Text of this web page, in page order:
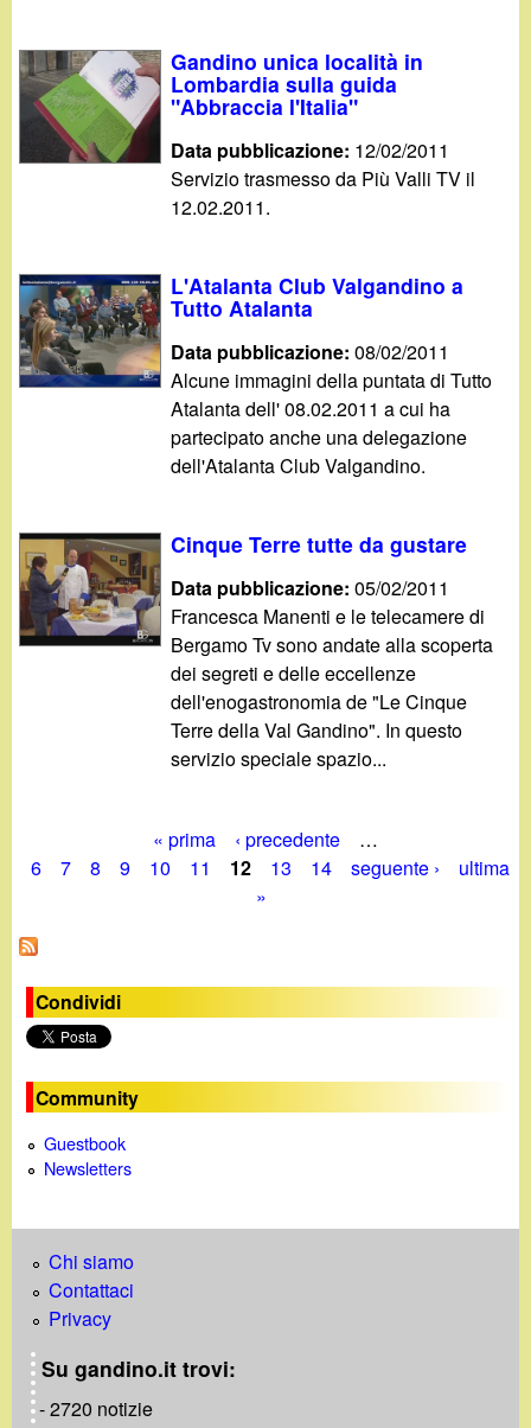
Gandino unica località in
Lombardia sulla guida
"Abbraccia l'Italia"
Data pubblicazione: 12/02/2011
Servizio trasmesso da Più Valli TV il
12.02.2011.
L'Atalanta Club Valgandino a
Tutto Atalanta
Data pubblicazione:08/02/2011
Alcune immagini della puntata di Tutto
Atalanta dell' 08.02.2011 a cui ha
partecipato anche una delegazione
dell'Atalanta Club Valgandino.
Cinque Terre tutte da gustare
Data pubblicazione:05/02/2011
Francesca Manenti e le telecamere di
Bergamo Tv sono andate alla scoperta
dei segreti e delle eccellenze
dell'enogastronomia de "Le Cinque
Terre della Val Gandino". In questo
servizio speciale spazio...
P
g
i
n
e
« prima ‹ precedente
…
6
7 8 9 10 11 12 13 14 seguente ›
ultima
»
Condividi
Community
Guestbook
Newsletters
Chi siamo
Contattaci
Privacy
Su gandino.it trovi:
- 2720 notizie